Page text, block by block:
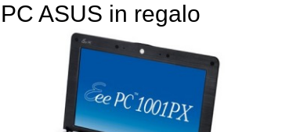
PC ASUS in regalo